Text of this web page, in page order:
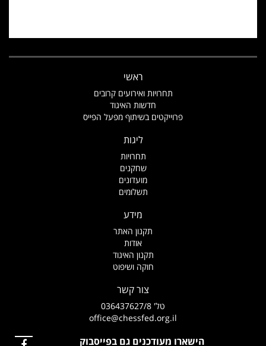
ראשי
תחרויות ואירועים קרובים
חדשות האיגוד
פרוייקטים בשיתוף מפעל הפייס
ליגות
תחרויות
שחקנים
מועדונים
תשלומים
מידע
תקנון האתר
אודות
תקנון האיגוד
חוקה ושיפוט
צור קשר
טל' 036437627/8
office@chessfed.org.il
הישארו מעודכנים גם בפייסבוק